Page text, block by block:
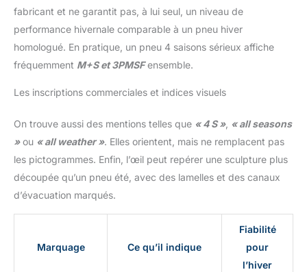
fabricant et ne garantit pas, à lui seul, un niveau de
performance hivernale comparable à un pneu hiver
homologué. En pratique, un pneu 4 saisons sérieux affiche
fréquemment M+S et 3PMSFensemble.
Les inscriptions commerciales et indices visuels
On trouve aussi des mentions telles que « 4 S », « all seasons
»ou « all weather ». Elles orientent, mais ne remplacent pas
les pictogrammes. Enfin, l’œil peut repérer une sculpture plus
découpée qu’un pneu été, avec des lamelles et des canaux
d’évacuation marqués.
Marquage Ce qu’il indique
Fiabilité
pour
l’hiver